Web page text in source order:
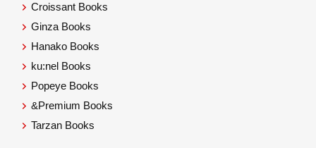
Croissant Books
Ginza Books
Hanako Books
ku:nel Books
Popeye Books
&Premium Books
Tarzan Books